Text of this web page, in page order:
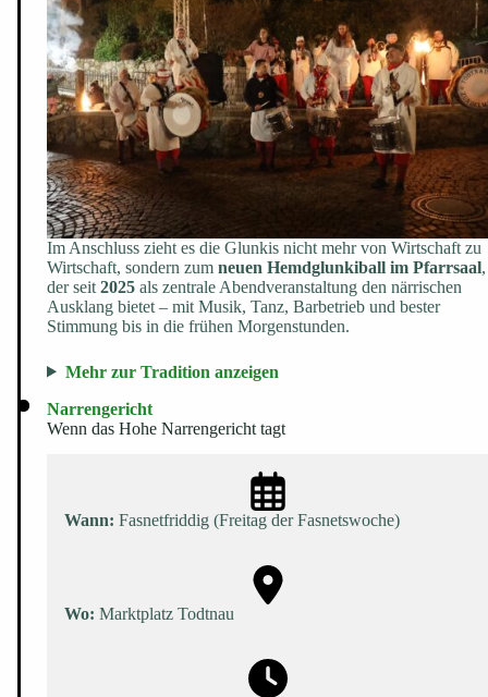
Im Anschluss zieht es die Glunkis nicht mehr von Wirtschaft zu
Wirtschaft, sondern zum neuen Hemdglunkiball im Pfarrsaal,
der seit 2025 als zentrale Abendveranstaltung den närrischen
Ausklang bietet – mit Musik, Tanz, Barbetrieb und bester
Stimmung bis in die frühen Morgenstunden.
Mehr zur Tradition anzeigen
Narrengericht
Wenn das Hohe Narrengericht tagt
Wann: Fasnetfriddig (Freitag der Fasnetswoche)
Wo: Marktplatz Todtnau